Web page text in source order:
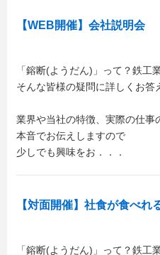
【WEB開催】会社説明会
「鎔断(ようだん)」って？鉄工
そんな皆様の疑問に詳しくお答
業界や当社の特徴、実際の仕
本音でお伝えしますので
少しでも興味をお．．．
【対面開催】社食が食べれ
「鎔断(ようだん)」って？鉄工